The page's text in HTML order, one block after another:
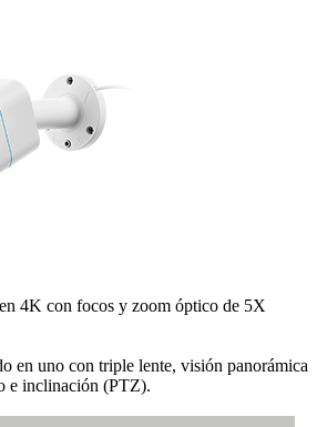
4K con focos y zoom óptico de 5X
en uno con triple lente, visión panorámica
e inclinación (PTZ).